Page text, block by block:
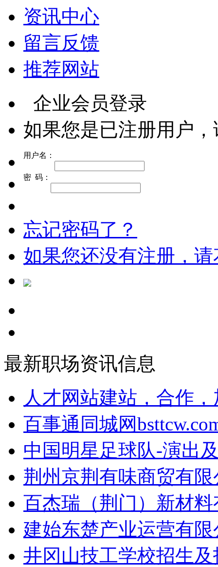
资讯中心
留言反馈
推荐网站
企业会员登录
如果您是已注册用户
用户名：
密 码：
忘记密码了？
如果您还没有注册，
最新职场资讯信息
人才网站建站，合作
百事通同城网
中国明星足球队-演出
荆州京荆有味商贸有
百杰瑞（荆门）新材
建始东楚产业运营有
井冈山技工学校招生